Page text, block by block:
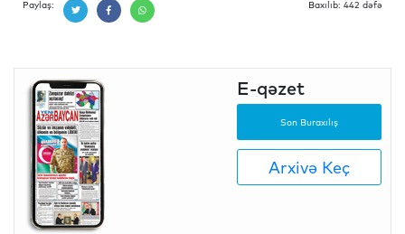
Paylaş: Baxılıb: 442 dəfə
E-qəzet
Son Buraxılış
Arxivə Keç